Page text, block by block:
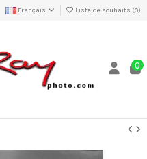
Français Liste de souhaits (0)
0